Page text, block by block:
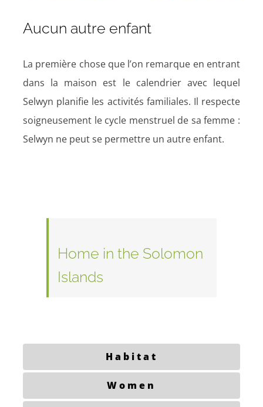
Aucun autre enfant
La première chose que l’on remarque en entrant
dans la maison est le calendrier avec lequel
Selwyn planifie les activités familiales. Il respecte
soigneusement le cycle menstruel de sa femme :
Selwyn ne peut se permettre un autre enfant.
Home in the Solomon
Islands
Habitat
Women